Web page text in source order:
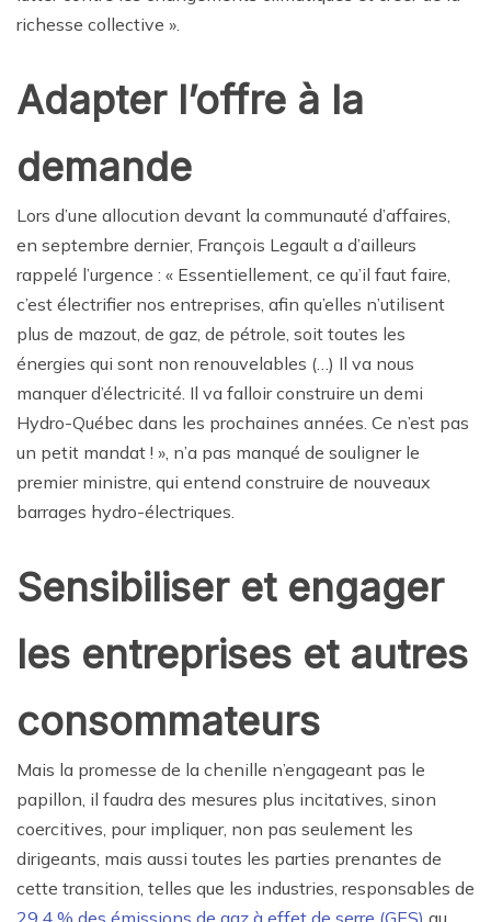
richesse collective ».
Adapter l’offre à la
demande
Lors d’une allocution devant la communauté d’affaires,
en septembre dernier, François Legault a d’ailleurs
rappelé l’urgence : « Essentiellement, ce qu’il faut faire,
c’est électrifier nos entreprises, afin qu’elles n’utilisent
plus de mazout, de gaz, de pétrole, soit toutes les
énergies qui sont non renouvelables (…) Il va nous
manquer d’électricité. Il va falloir construire un demi
Hydro-Québec dans les prochaines années. Ce n’est pas
un petit mandat ! », n’a pas manqué de souligner le
premier ministre, qui entend construire de nouveaux
barrages hydro-électriques.
Sensibiliser et engager
les entreprises et autres
consommateurs
Mais la promesse de la chenille n’engageant pas le
papillon, il faudra des mesures plus incitatives, sinon
coercitives, pour impliquer, non pas seulement les
dirigeants, mais aussi toutes les parties prenantes de
cette transition, telles que les industries, responsables de
29,4 % des émissions de gaz à effet de serre (GES) au